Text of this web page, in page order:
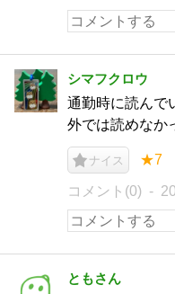
シマフクロウ
通勤時に読んで
外では読めなか
ナイス ★7
コメント(0)
ともさん